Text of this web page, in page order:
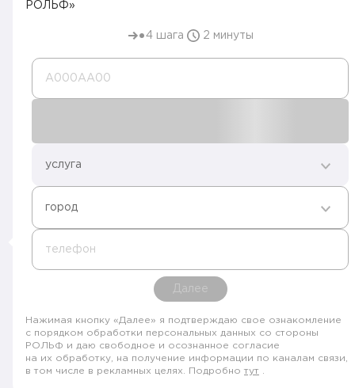
РОЛЬФ»
4 шага 2 минуты
А000AA00
услуга
город
телефон
Далее
Нажимая кнопку «Далее» я подтверждаю свое ознакомление
с порядком обработки персональных данных со стороны
РОЛЬФ и даю свободное и осознанное согласие
на их обработку, на получение информации по каналам связи,
в том числе в рекламных целях. Подробно тут